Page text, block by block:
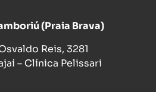
(Praia Brava)
Reis, 3281
– Clínica Pelissari